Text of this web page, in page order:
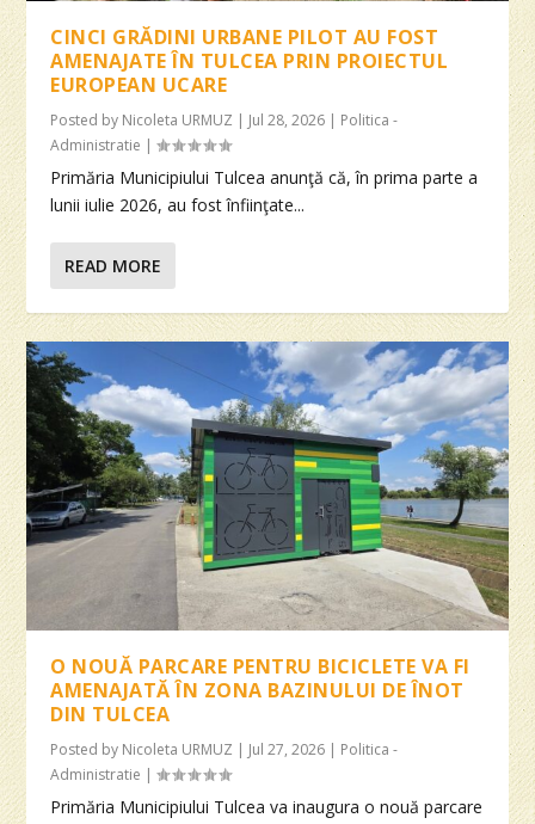
CINCI GRĂDINI URBANE PILOT AU FOST
AMENAJATE ÎN TULCEA PRIN PROIECTUL
EUROPEAN UCARE
Posted by Nicoleta URMUZ | Jul 28, 2026 | Politica -
Administratie |
Primăria Municipiului Tulcea anunţă că, în prima parte a
lunii iulie 2026, au fost înfiinţate...
READ MORE
O NOUĂ PARCARE PENTRU BICICLETE VA FI
AMENAJATĂ ÎN ZONA BAZINULUI DE ÎNOT
DIN TULCEA
Posted by Nicoleta URMUZ | Jul 27, 2026 | Politica -
Administratie |
Primăria Municipiului Tulcea va inaugura o nouă parcare